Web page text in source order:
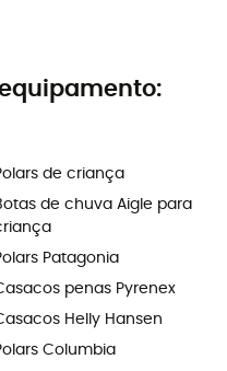
de criança
de chuva Aigle para
Patagonia
penas Pyrenex
Helly Hansen
Columbia